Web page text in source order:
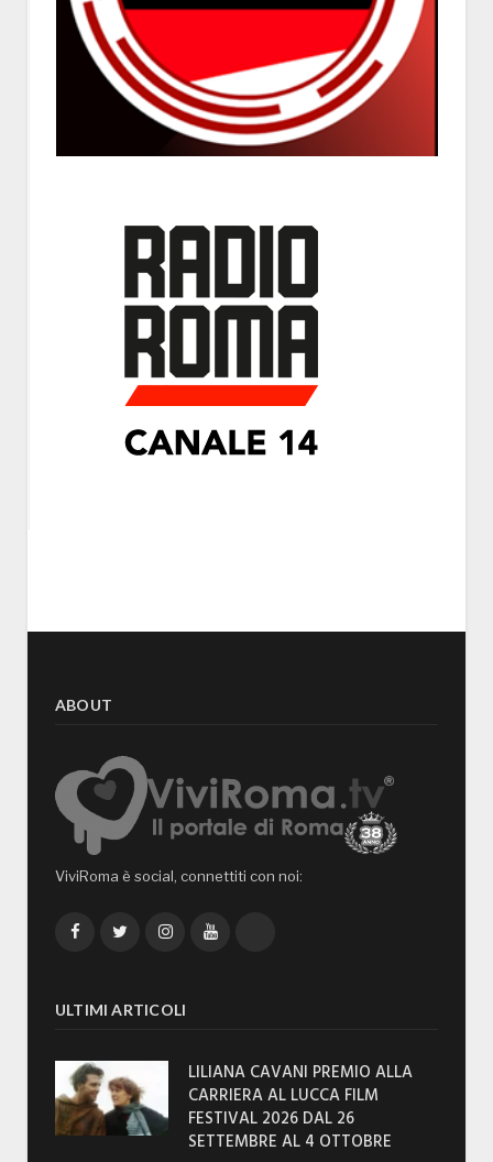
ABOUT
ViviRoma è social, connettiti con noi:
FacebookTwitterInstagramYouTube
ULTIMI ARTICOLI
LILIANA CAVANI PREMIO ALLA
CARRIERA AL LUCCA FILM
FESTIVAL 2026 DAL 26
SETTEMBRE AL 4 OTTOBRE